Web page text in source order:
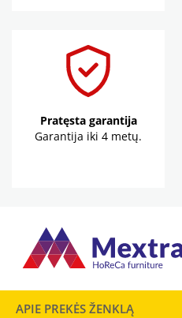
Pratęsta garantija
Garantija iki 4 metų.
APIE PREKĖS ŽENKLĄ